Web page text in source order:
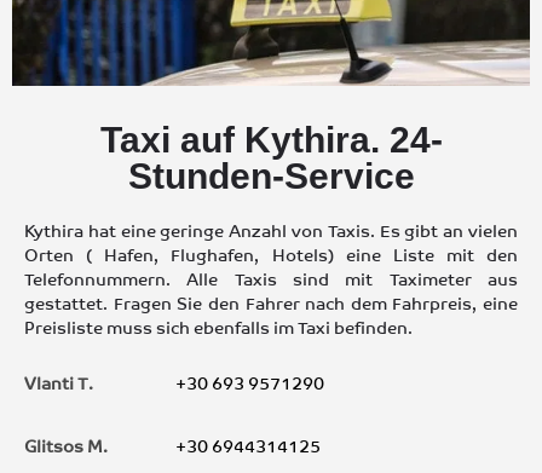
Taxi auf Kythira. 24-
Stunden-Service
Kythira hat eine geringe Anzahl von Taxis. Es gibt an vielen
Orten ( Hafen, Flughafen, Hotels) eine Liste mit den
Telefonnummern. Alle Taxis sind mit Taximeter aus
gestattet. Fragen Sie den Fahrer nach dem Fahrpreis, eine
Preisliste muss sich ebenfalls im Taxi befinden.
Vlanti T. +30 693 9571290
Glitsos M. +30 6944314125